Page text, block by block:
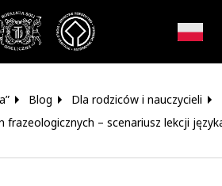
Zamknij okno
Blog
Dla rodziców i nauczycieli
frazeologicznych – scenariusz lekcji